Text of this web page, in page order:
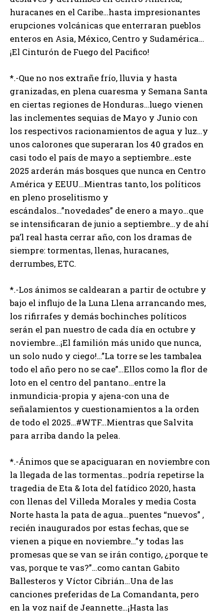
huracanes en el Caribe…hasta impresionantes
erupciones volcánicas que enterraran pueblos
enteros en Asia, México, Centro y Sudamérica…
¡El Cinturón de Fuego del Pacifico!
*.-Que no nos extrañe frío, lluvia y hasta
granizadas, en plena cuaresma y Semana Santa
en ciertas regiones de Honduras…luego vienen
las inclementes sequias de Mayo y Junio con
los respectivos racionamientos de agua y luz…y
unos calorones que superaran los 40 grados en
casi todo el país de mayo a septiembre…este
2025 arderán más bosques que nunca en Centro
América y EEUU…Mientras tanto, los políticos
en pleno proselitismo y
escándalos…”novedades” de enero a mayo…que
se intensificaran de junio a septiembre…y de ahí
pa’l real hasta cerrar año, con los dramas de
siempre: tormentas, llenas, huracanes,
derrumbes, ETC.
*.-Los ánimos se caldearan a partir de octubre y
bajo el influjo de la Luna Llena arrancando mes,
los rifirrafes y demás bochinches políticos
serán el pan nuestro de cada día en octubre y
noviembre…¡El familión más unido que nunca,
un solo nudo y ciego!…”La torre se les tambalea
todo el año pero no se cae”…Ellos como la flor de
loto en el centro del pantano…entre la
inmundicia-propia y ajena-con una de
señalamientos y cuestionamientos a la orden
de todo el 2025…#WTF…Mientras que Salvita
para arriba dando la pelea.
*.-Ánimos que se apaciguaran en noviembre con
la llegada de las tormentas…podría repetirse la
tragedia de Eta & Iota del fatídico 2020, hasta
con llenas del Villeda Morales y media Costa
Norte hasta la pata de agua…puentes “nuevos” ,
recién inaugurados por estas fechas, que se
vienen a pique en noviembre…”y todas las
promesas que se van se irán contigo, ¿porque te
vas, porque te vas?”…como cantan Gabito
Ballesteros y Víctor Cibrián…Una de las
canciones preferidas de La Comandanta, pero
en la voz naif de Jeannette…¡Hasta las